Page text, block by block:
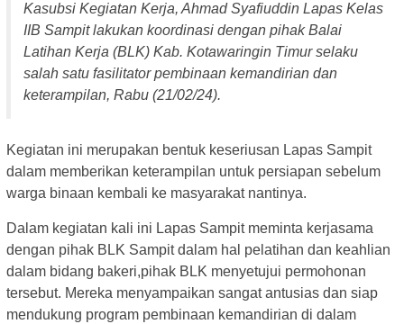
Kasubsi Kegiatan Kerja, Ahmad Syafiuddin Lapas Kelas
IIB Sampit lakukan koordinasi dengan pihak Balai
Latihan Kerja (BLK) Kab. Kotawaringin Timur selaku
salah satu fasilitator pembinaan kemandirian dan
keterampilan, Rabu (21/02/24).
Kegiatan ini merupakan bentuk keseriusan Lapas Sampit
dalam memberikan keterampilan untuk persiapan sebelum
warga binaan kembali ke masyarakat nantinya.
Dalam kegiatan kali ini Lapas Sampit meminta kerjasama
dengan pihak BLK Sampit dalam hal pelatihan dan keahlian
dalam bidang bakeri,pihak BLK menyetujui permohonan
tersebut. Mereka menyampaikan sangat antusias dan siap
mendukung program pembinaan kemandirian di dalam